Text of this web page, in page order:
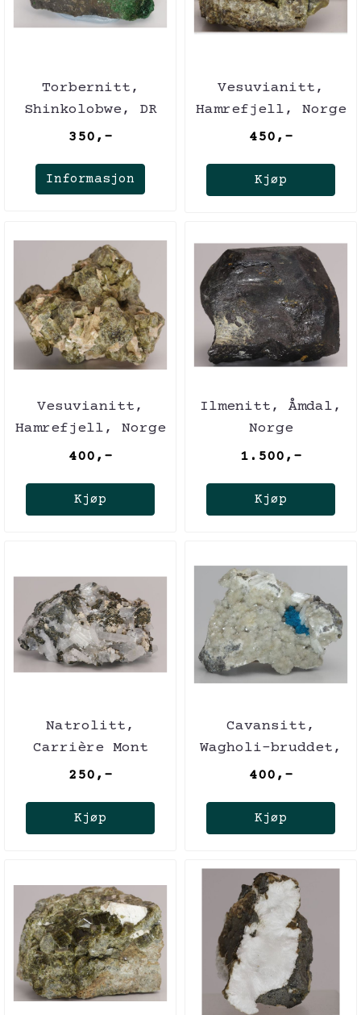
Torbernitt,
Shinkolobwe, DR
Kongo
350,-
Informasjon
Vesuvianitt,
Hamrefjell, Norge
450,-
Kjøp
Vesuvianitt,
Hamrefjell, Norge
400,-
Kjøp
Ilmenitt, Åmdal,
Norge
1.500,-
Kjøp
Natrolitt,
Carrière Mont
Saint-Hilaire,
250,-
Kjøp
Cavansitt,
Wagholi-bruddet,
India
400,-
Kjøp